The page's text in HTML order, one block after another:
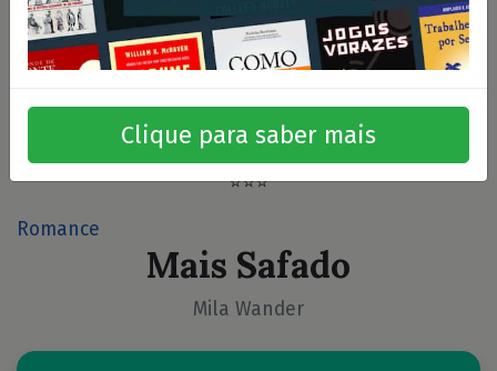
⭐⭐⭐
Romance
Mais Safado
Mila Wander
Clique para saber mais